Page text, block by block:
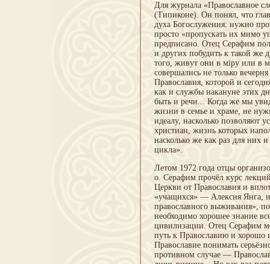
Для журнала «Православное
(Типиконе). Он понял, что
духа Богослужения: нужно
просто «пропускать их мимо
предписано. Отец Серафим
и других побудить к такой же
того, живут они в міру или в
совершались не только
Православия, которой и
как и службы накануне этих
быть и речи... Когда же мы
жизни в семье и храме, не
идеалу, насколько позволяют
христиан, жизнь которых
насколько же как раз для них
цикла».
Летом 1972 года отцы
о. Серафим прочёл курс
Церкви от Православия и
«учащихся» — Алексия Янга,
православного выживания»,
необходимо хорошее знание
цивилизации. Отец Серафим
путь к Православию и хорошо
Православие понимать
противном случае —